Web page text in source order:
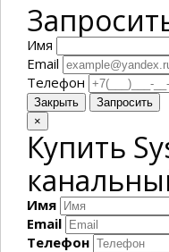
Имя
Email
Телефон
Закрыть
Запросить
×
Купить
Имя
Email
Телефон